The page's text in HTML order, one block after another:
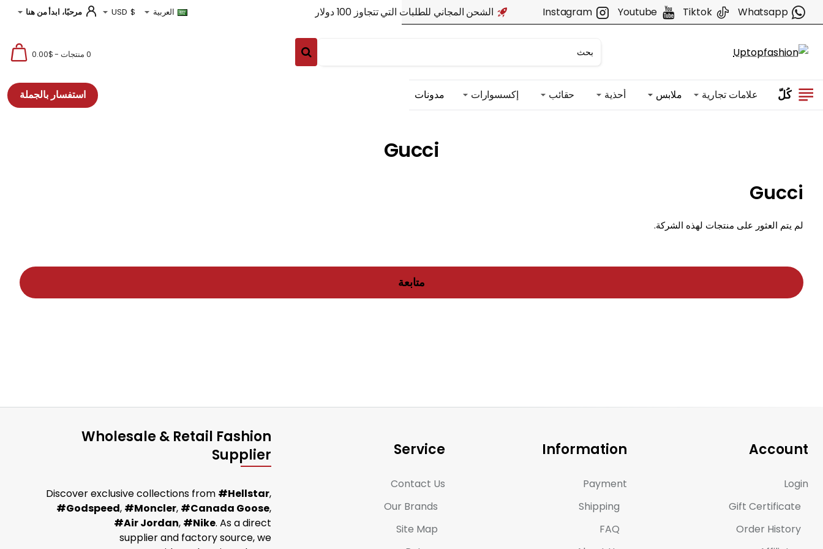
Whatsapp
Tiktok
Youtube
Instagram الشحن المجاني للطلبات التي تتجاوز 100 دولار العربية $
USD مرحبًا، ابدأ من هنا
0 منتجات - $0.00
كُلّ علامات تجارية ملابس أحذية حقائب إكسسوارات مدونات استفسار بالجملة
Gucci
Gucci
لم يتم العثور على منتجات لهذه الشركة.
متابعة
Account
Login
Gift Certificate
Order History
Information
Payment
Shipping
FAQ
Service
Contact Us
Our Brands
Site Map
Wholesale & Retail Fashion
Supplier
Discover exclusive collections from #Hellstar,
#Godspeed, #Moncler, #Canada Goose,
#Air Jordan, #Nike. As a direct
supplier and factory source, we